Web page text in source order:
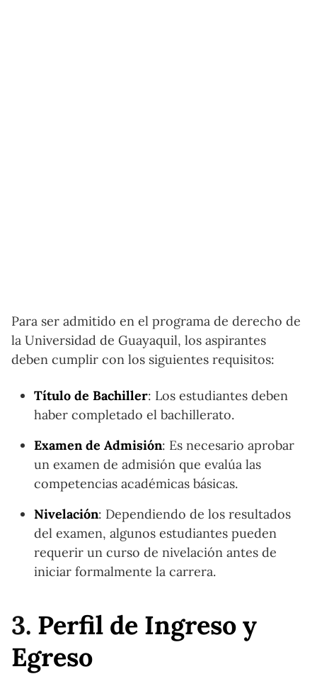
Para ser admitido en el programa de derecho de
la Universidad de Guayaquil, los aspirantes
deben cumplir con los siguientes requisitos:
Título de Bachiller: Los estudiantes deben
haber completado el bachillerato.
Examen de Admisión: Es necesario aprobar
un examen de admisión que evalúa las
competencias académicas básicas.
Nivelación: Dependiendo de los resultados
del examen, algunos estudiantes pueden
requerir un curso de nivelación antes de
iniciar formalmente la carrera.
3. Perfil de Ingreso y
Egreso